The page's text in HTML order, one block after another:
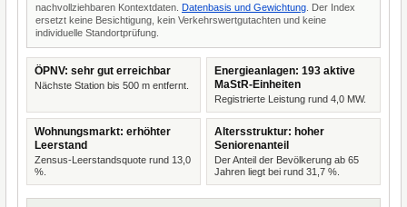
nachvollziehbaren Kontextdaten. Datenbasis und Gewichtung . Der Index
ersetzt keine Besichtigung, kein Verkehrswertgutachten und keine
individuelle Standortprüfung.
ÖPNV: sehr gut erreichbar
Nächste Station bis 500 m entfernt.
Energieanlagen: 193 aktive
MaStR-Einheiten
Registrierte Leistung rund 4,0 MW.
Wohnungsmarkt: erhöhter
Leerstand
Zensus-Leerstandsquote rund 13,0
%.
Altersstruktur: hoher
Seniorenanteil
Der Anteil der Bevölkerung ab 65
Jahren liegt bei rund 31,7 %.